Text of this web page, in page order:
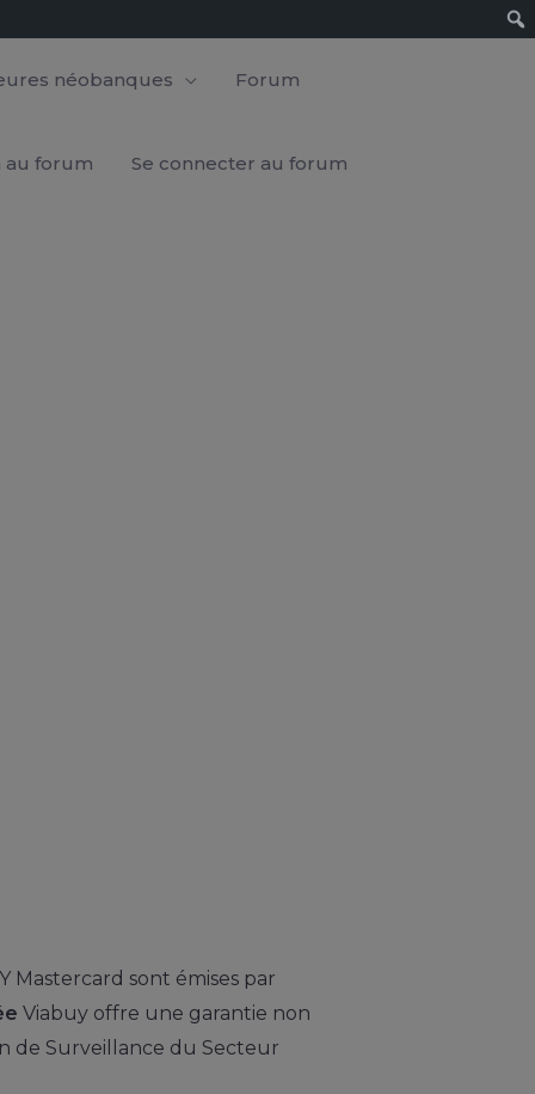
néobanques Forum
au forum Se connecter au forum
Mastercard sont émises par
Viabuy offre une garantie non
de Surveillance du Secteur